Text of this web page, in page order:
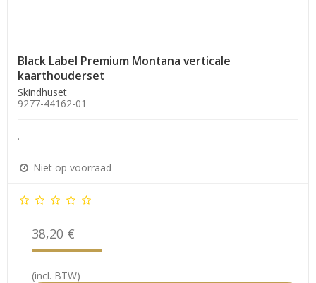
Black Label Premium Montana verticale
kaarthouderset
Skindhuset
9277-44162-01
.
Niet op voorraad
38,20 €
(incl. BTW)